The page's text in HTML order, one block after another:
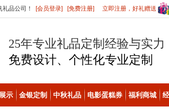
品公司！ [会员登录] [免费注册] 立即注册，好礼赠送
25年专业礼品定制经验与实力
免费设计、个性化专业定制
示 金银定制 中秋礼品 电影蛋糕券 福利商城